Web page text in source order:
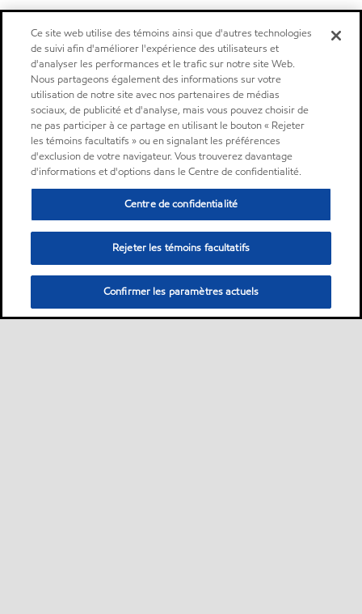
Ce site web utilise des témoins ainsi que d'autres technologies
de suivi afin d'améliorer l'expérience des utilisateurs et
d'analyser les performances et le trafic sur notre site Web.
Nous partageons également des informations sur votre
utilisation de notre site avec nos partenaires de médias
sociaux, de publicité et d'analyse, mais vous pouvez choisir de
ne pas participer à ce partage en utilisant le bouton « Rejeter
les témoins facultatifs » ou en signalant les préférences
d'exclusion de votre navigateur. Vous trouverez davantage
d'informations et d'options dans le Centre de confidentialité.
Centre de confidentialité
Rejeter les témoins facultatifs
Confirmer les paramètres actuels